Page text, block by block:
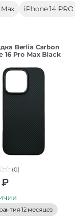
iPhone 14 PRO
Berlia Carbon
16 Pro Max Black
(0)
₽
12 месяцев